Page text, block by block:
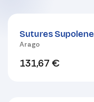
Sutures Supolene
Arago
131,67 €